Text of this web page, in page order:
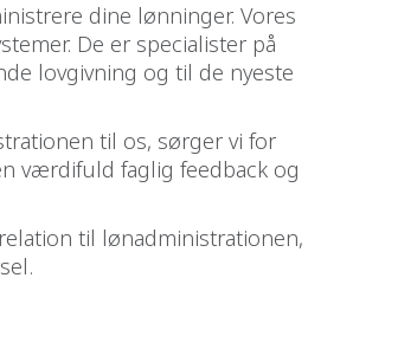
dine lønninger. Vores
De er specialister på
lovgivning og til de nyeste
til os, sørger vi for
værdifuld faglig feedback og
til lønadministrationen,